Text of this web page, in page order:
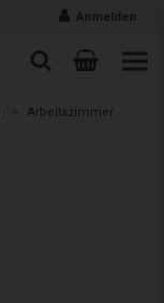
Anmelden
Suchen
Arbeitszimmer